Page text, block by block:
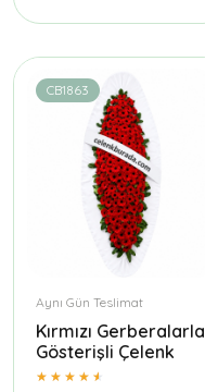
CB1863
Aynı Gün Teslimat
Kırmızı Gerberalarla
Gösterişli Çelenk